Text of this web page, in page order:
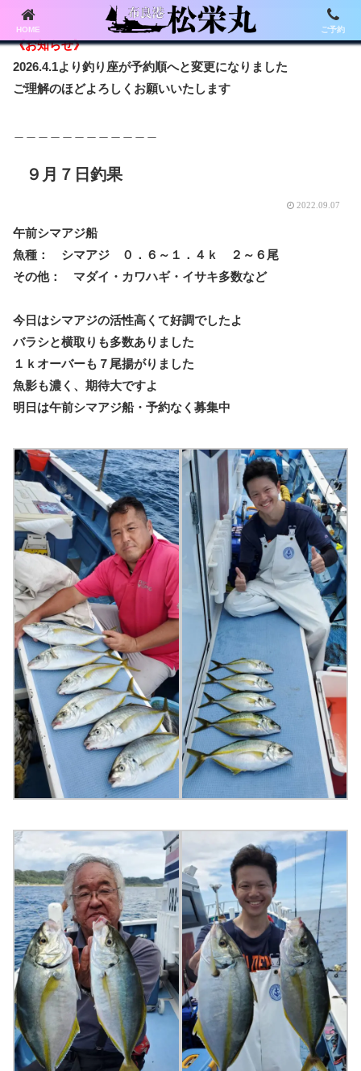
《お知らせ》
2026.4.1より釣り座が予約順へと変更になりました
ご理解のほどよろしくお願いいたします
９月７日釣果
2022.09.07
午前シマアジ船
魚種： シマアジ ０．６～１．４ｋ ２～６尾
その他： マダイ・カワハギ・イサキ多数など
今日はシマアジの活性高くて好調でしたよ
バラシと横取りも多数ありました
１ｋオーバーも７尾揚がりました
魚影も濃く、期待大ですよ
明日は午前シマアジ船・予約なく募集中
HOME ご予約